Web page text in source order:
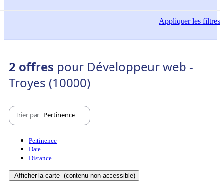
Appliquerles filtres
2 offres pour Développeur web -
Troyes (10000)
Trier par Pertinence
Pertinence
Date
Distance
Afficher la carte (contenu non-accessible)